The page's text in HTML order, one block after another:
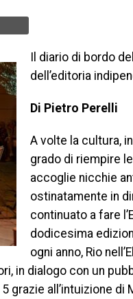
Il diario di bordo
dell’editoria
Di Pietro Perelli
A volte la cultura,
grado di riempire
accoglie nicchie
ostinatamente in
continuato a fare
dodicesima
ogni anno, Rio
in dialogo con un
grazie all’intuizione di